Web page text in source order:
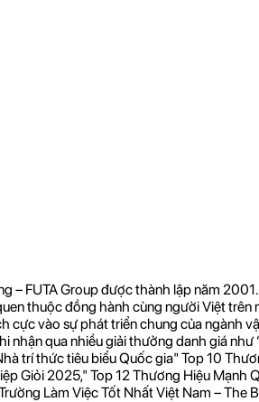
– FUTA Group được thành lập năm
thuộc đồng hành cùng người Việt
cực vào sự phát triển chung của ngành
nhận qua nhiều giải thưởng danh giá
trí thức tiêu biểu Quốc gia" Top 10
Giỏi 2025," Top 12 Thương Hiệu Mạnh
Làm Việc Tốt Nhất Việt Nam – The